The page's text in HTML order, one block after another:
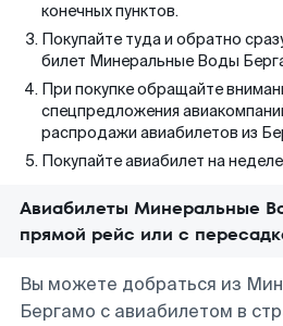
конечных пунктов.
Покупайте туда и обратно
билет Минеральные Воды
При покупке обращайте
спецпредложения
распродажи авиабилетов из
Покупайте авиабилет на
Авиабилеты Минеральные
прямой рейс или с
Вы можете добраться из
Бергамо с авиабилетом в